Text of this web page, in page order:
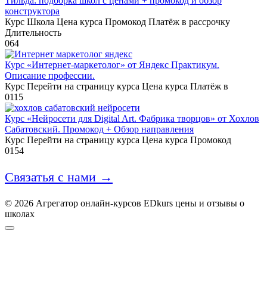
конструктора
Курс Школа Цена курса Промокод Платёж в рассрочку
Длительность
064
Курс «Интернет-маркетолог» от Яндекс Практикум.
Описание профессии.
Курс Перейти на страницу курса Цена курса Платёж в
0115
Курс «Нейросети для Digital Art. Фабрика творцов» от Хохлов
Сабатовский. Промокод + Обзор направления
Курс Перейти на страницу курса Цена курса Промокод
0154
Связатья с нами →
© 2026 Агрегатор онлайн-курсов EDkurs цены и отзывы о
школах